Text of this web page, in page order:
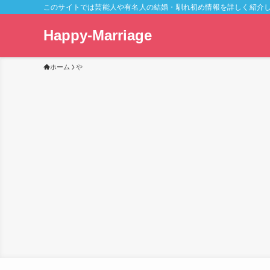
このサイトでは芸能人や有名人の結婚・馴れ初め情報を詳しく紹介
Happy-Marriage
ホーム や